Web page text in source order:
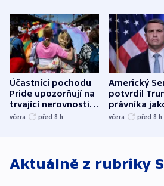
Účastníci pochodu
Pride upozorňují na
trvající nerovnosti i
společenskou
včera před 8 h
Americký
potvrdil
právníka
ministra
včera před 8 h
Aktuálně z rubriky